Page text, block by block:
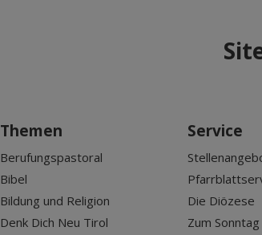
Themen
Berufungspastoral
Bibel
Bildung und Religion
Denk Dich Neu Tirol
Service
Die Diözese
Zum Sonntag